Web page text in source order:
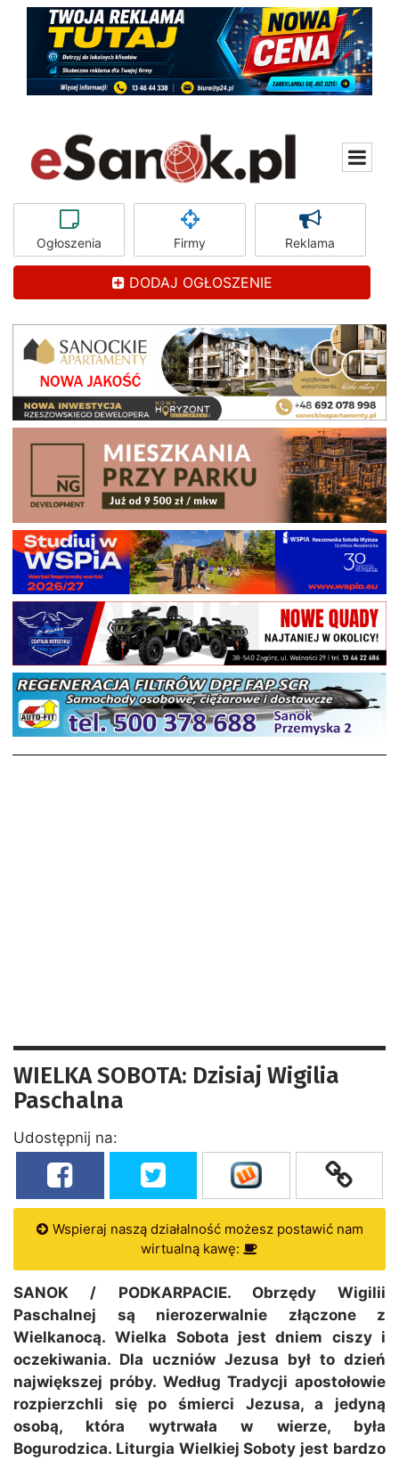
Ogłoszenia Firmy Reklama
DODAJ OGŁOSZENIE
WIELKA SOBOTA: Dzisiaj Wigilia
Paschalna
Udostępnij na:
Wspieraj naszą działalność możesz postawić nam
wirtualną kawę:
SANOK / PODKARPACIE. Obrzędy Wigilii
Paschalnej są nierozerwalnie złączone z
Wielkanocą. Wielka Sobota jest dniem ciszy i
oczekiwania. Dla uczniów Jezusa był to dzień
największej próby. Według Tradycji apostołowie
rozpierzchli się po śmierci Jezusa, a jedyną
osobą, która wytrwała w wierze, była
Bogurodzica. Liturgia Wielkiej Soboty jest bardzo